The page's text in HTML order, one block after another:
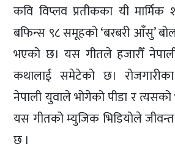
कवि विप्लव प्रतीकका यी
बफिन्स ९८ समूहको ‘बरबरी आँसु’
भएको छ। यस गीतले हजारौँ
कथालाई समेटेको छ।
नेपाली युवाले भोगेको पीडा र
यस गीतको म्युजिक भिडियोले
छ ।